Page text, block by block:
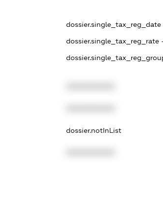
dossier.single_tax_reg_date
dossier.single_tax_reg_rate
dossier.notInList